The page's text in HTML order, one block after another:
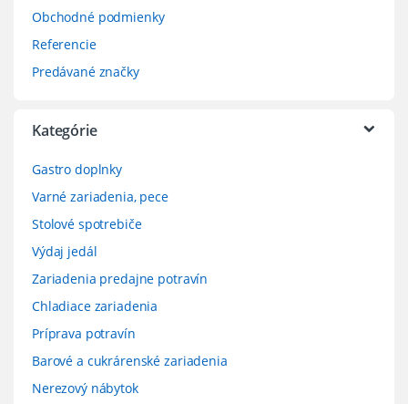
Obchodné podmienky
Referencie
Predávané značky
Kategórie
Gastro doplnky
Varné zariadenia, pece
Stolové spotrebiče
Výdaj jedál
Zariadenia predajne potravín
Chladiace zariadenia
Príprava potravín
Barové a cukrárenské zariadenia
Nerezový nábytok